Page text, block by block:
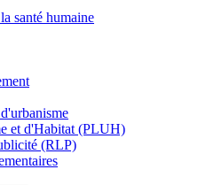
santé humaine
et d'Habitat (PLUH)
(RLP)